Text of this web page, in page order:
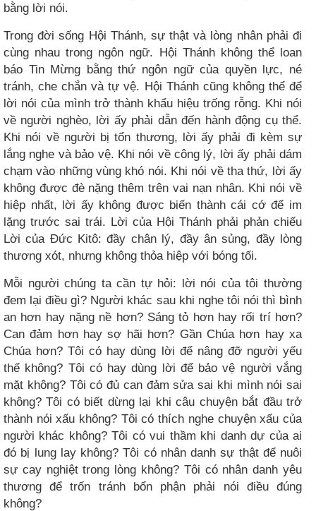
bằng lời nói.
Trong đời sống Hội Thánh, sự thật và lòng nhân phải đi
cùng nhau trong ngôn ngữ. Hội Thánh không thể loan
báo Tin Mừng bằng thứ ngôn ngữ của quyền lực, né
tránh, che chắn và tự vệ. Hội Thánh cũng không thể để
lời nói của mình trở thành khẩu hiệu trống rỗng. Khi nói
về người nghèo, lời ấy phải dẫn đến hành động cụ thể.
Khi nói về người bị tổn thương, lời ấy phải đi kèm sự
lắng nghe và bảo vệ. Khi nói về công lý, lời ấy phải dám
chạm vào những vùng khó nói. Khi nói về tha thứ, lời ấy
không được đè nặng thêm trên vai nạn nhân. Khi nói về
hiệp nhất, lời ấy không được biến thành cái cớ để im
lặng trước sai trái. Lời của Hội Thánh phải phản chiếu
Lời của Đức Kitô: đầy chân lý, đầy ân sủng, đầy lòng
thương xót, nhưng không thỏa hiệp với bóng tối.
Mỗi người chúng ta cần tự hỏi: lời nói của tôi thường
đem lại điều gì? Người khác sau khi nghe tôi nói thì bình
an hơn hay nặng nề hơn? Sáng tỏ hơn hay rối trí hơn?
Can đảm hơn hay sợ hãi hơn? Gần Chúa hơn hay xa
Chúa hơn? Tôi có hay dùng lời để nâng đỡ người yếu
thế không? Tôi có hay dùng lời để bảo vệ người vắng
mặt không? Tôi có đủ can đảm sửa sai khi mình nói sai
không? Tôi có biết dừng lại khi câu chuyện bắt đầu trở
thành nói xấu không? Tôi có thích nghe chuyện xấu của
người khác không? Tôi có vui thầm khi danh dự của ai
đó bị lung lay không? Tôi có nhân danh sự thật để nuôi
sự cay nghiệt trong lòng không? Tôi có nhân danh yêu
thương để trốn tránh bổn phận phải nói điều đúng
không?